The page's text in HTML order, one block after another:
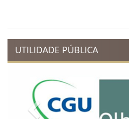
UTILIDADE PÚBLICA
Previous